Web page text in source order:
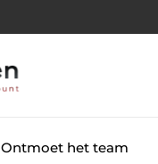
Ontmoet het team